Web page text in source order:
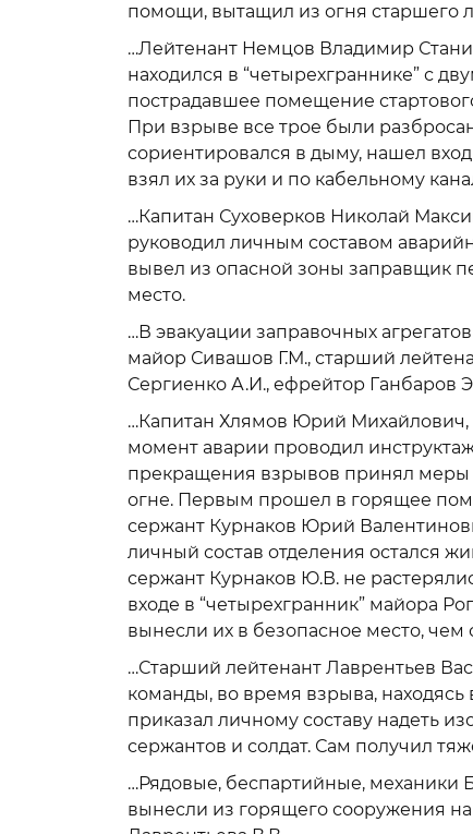
помощи, вытащил из огня старшего
…Лейтенант Немцов Владимир
находился в “четырехграннике” с
пострадавшее помещение
При взрыве все трое были
сориентировался в дыму, нашел
взял их за руки и по кабельному
…Капитан Суховерков Николай
руководил личным составом
вывел из опасной зоны заправщик
место.
…В эвакуации заправочных
майор Сивашов Г.М., старший
Сергиенко А.И., ефрейтор Ганбаров
…Капитан Хлямов Юрий Михайлович,
момент аварии проводил
прекращения взрывов принял меры
огне. Первым прошел в горящее
сержант Курнаков Юрий
личный состав отделения остался
сержант Курнаков Ю.В. не
входе в “четырехгранник” майора
вынесли их в безопасное место,
…Старший лейтенант Лаврентьев
команды, во время взрыва, находясь
приказал личному составу надеть
сержантов и солдат. Сам получил
…Рядовые, беспартийные,
вынесли из горящего сооружения